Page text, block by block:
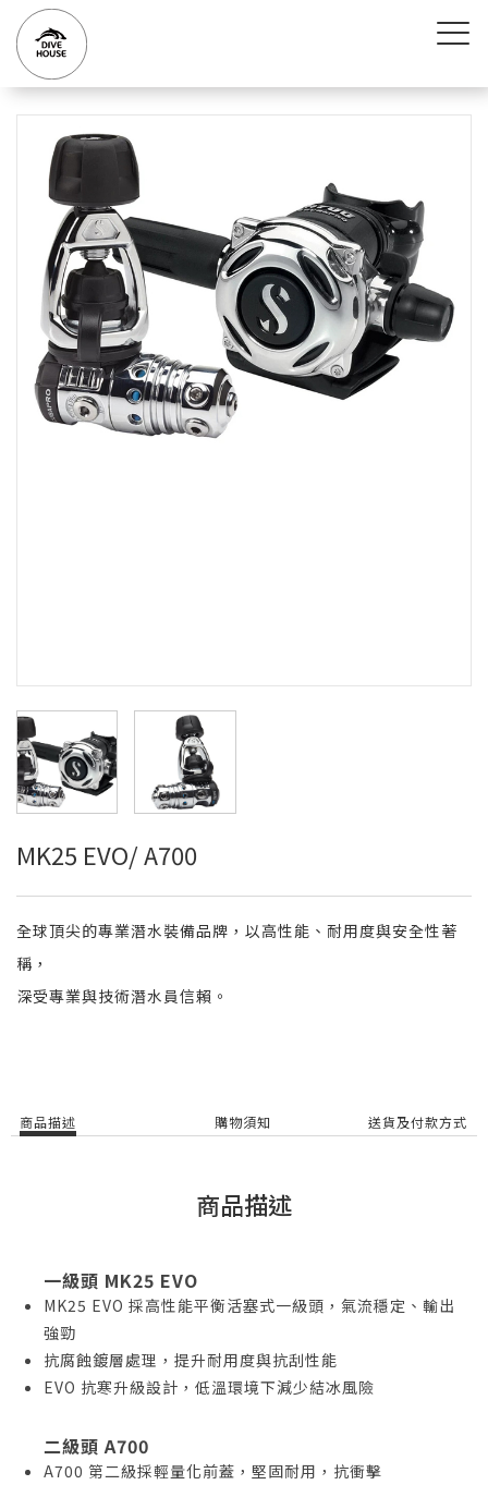
MK25 EVO/ A700
全球頂尖的專業潛水裝備品牌，以高性能、耐用度與安全性著
稱，
深受專業與技術潛水員信賴。
商品描述 購物須知 送貨及付款方式
商品描述
一級頭 MK25 EVO
MK25 EVO 採高性能平衡活塞式一級頭，氣流穩定、輸出
強勁
抗腐蝕鍍層處理，提升耐用度與抗刮性能
EVO 抗寒升級設計，低溫環境下減少結冰風險
二級頭 A700
A700 第二級採輕量化前蓋，堅固耐用，抗衝擊